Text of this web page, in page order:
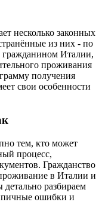
несколько законных
из них - по
гражданином Италии,
проживания
получения
свои особенности
тем, кто может
процесс,
Гражданство
проживание в Италии и
разбираем
ошибки и